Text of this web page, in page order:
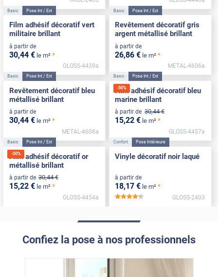
Basic Pose Int / Ext
Film adhésif décoratif vert
militaire brillant
à partir de
30,44 € le m² *
GLOSS-4439a
Basic Pose Int / Ext
Revêtement décoratif gris
argent métallisé brillant
à partir de
26,86 € le m² *
METAL-4606a
Basic Pose Int / Ext
Revêtement décoratif bleu
métallisé brillant
à partir de
30,44 € le m² *
METAL-4608a
-50%
Basic Pose Int / Ext
Film adhésif décoratif bleu
marine brillant
à partir de 30,44 €
15,22 € le m² *
GLOSS-4457a
-50%
Basic Pose Int / Ext
Film adhésif décoratif or
métallisé brillant
à partir de 30,44 €
15,22 € le m² *
GLOSS-4454a
Confort Pose Intérieure
Vinyle décoratif noir laqué
à partir de
18,17 € le m² *
*****
GLOSS-2403
Confiez la pose à nos professionnels